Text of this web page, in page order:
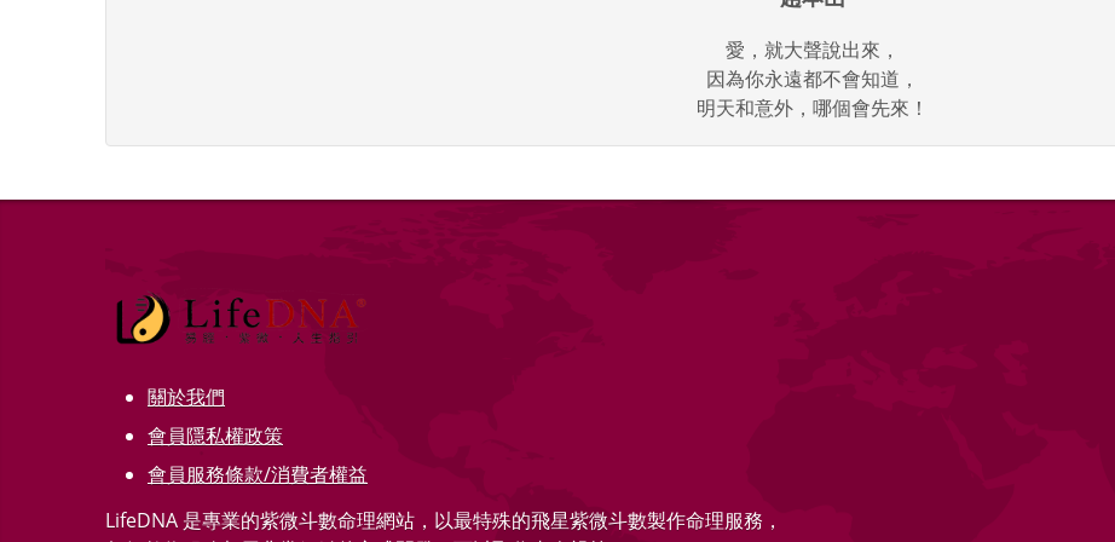
愛，就大聲說出來，
因為你永遠都不會知道，
明天和意外，哪個會先來！
關於我們
會員隱私權政策
會員服務條款/消費者權益
LifeDNA 是專業的紫微斗數命理網站，以最特殊的飛星紫微斗數製作命理服務，